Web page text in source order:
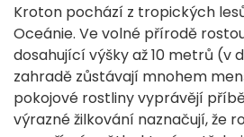
Kroton pochází z tropických
Oceánie. Ve volné přírodě
dosahující výšky až 10 metrů (v
zahradě zůstávají mnohem
pokojové rostliny vyprávějí
výrazné žilkování naznačují, že